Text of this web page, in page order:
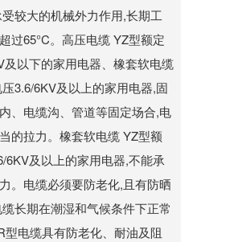
较大的机械外力作用,长期工
过65°C。高压电缆 YZ型额定
及以下的家用电器、橡套软电缆
3.6/6KV及以上的家用电器,固
、电缆沟、管道等固定场合,电
的拉力。橡套软电缆 YZ型额
6KV及以上的家用电器,不能承
。电缆必须要防老化,且有防晒
长期在潮湿和气候条件下正常
型电缆具有防老化、耐油及阻